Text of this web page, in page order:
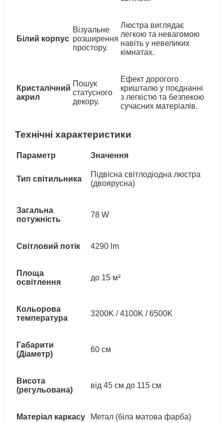
Білий корпус
Візуальне
розширення
простору.
Люстра виглядає
легкою та невагомою
навіть у невеликих
кімнатах.
Кристалічний
акрил
Пошук
статусного
декору.
Ефект дорогого
кришталю у поєднанні
з легкістю та безпекою
сучасних матеріалів.
Технічні характеристики
Параметр Значення
Тип світильника
Підвісна світлодіодна люстра
(двоярусна)
Загальна
потужність
78 W
Світловий потік 4290 lm
Площа
освітлення
до 15 м²
Кольорова
температура
3200K / 4100K / 6500K
Габарити
(Діаметр)
60 см
Висота
(регульована)
від 45 см до 115 см
Матеріал каркасу Метал (біла матова фарба)